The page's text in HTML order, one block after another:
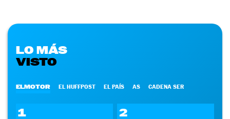
LO MÁS
VISTO
ELMOTOR EL HUFFPOST EL PAÍS AS CADENA SER
1 2